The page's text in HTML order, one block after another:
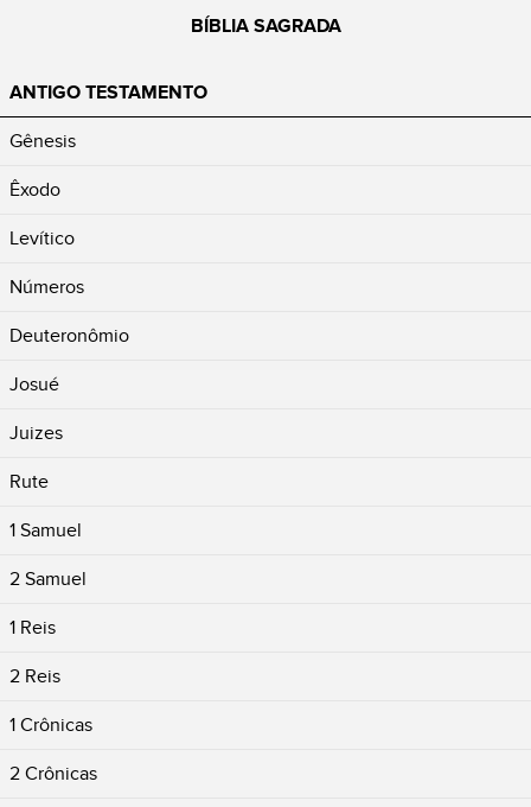
BÍBLIA SAGRADA
ANTIGO TESTAMENTO
Gênesis
Êxodo
Levítico
Números
Deuteronômio
Josué
Juizes
Rute
1 Samuel
2 Samuel
1 Reis
2 Reis
1 Crônicas
2 Crônicas